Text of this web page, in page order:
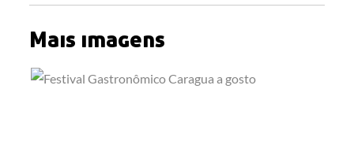
Mais imagens